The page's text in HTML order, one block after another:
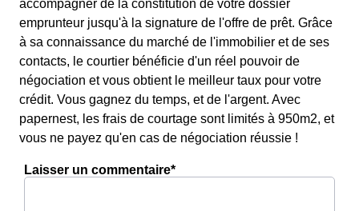
accompagner de la constitution de votre dossier
emprunteur jusqu'à la signature de l'offre de prêt. Grâce
à sa connaissance du marché de l'immobilier et de ses
contacts, le courtier bénéficie d'un réel pouvoir de
négociation et vous obtient le meilleur taux pour votre
crédit. Vous gagnez du temps, et de l'argent. Avec
papernest, les frais de courtage sont limités à 950m2, et
vous ne payez qu'en cas de négociation réussie !
Laisser un commentaire*